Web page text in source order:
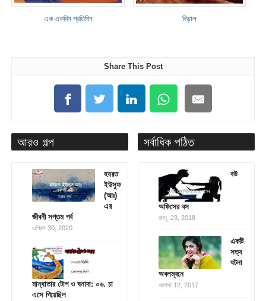
এক একদিন প্রতিদিন বিড়াল
Share This Post
আরও গল্প
হযরত
ইউসুফ
(আঃ)
এর
জীবনী সপ্তম পর্ব
এপ্রিল 30, 2020
মান্ধাতার টোপ ও ঘনাদা: ০৬. চা
এসে গিয়েছিল
সর্বাধিক পঠিত
বউ
অফিসের বস
জানু. 23, 2018
একটি
সত্য
ঘটনা
অবলম্বনে
আগস্ট 12, 2017